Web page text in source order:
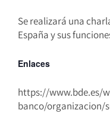
Se realizará una
España y sus
Enlaces
https://www.bde.es/
banco/organizacion/